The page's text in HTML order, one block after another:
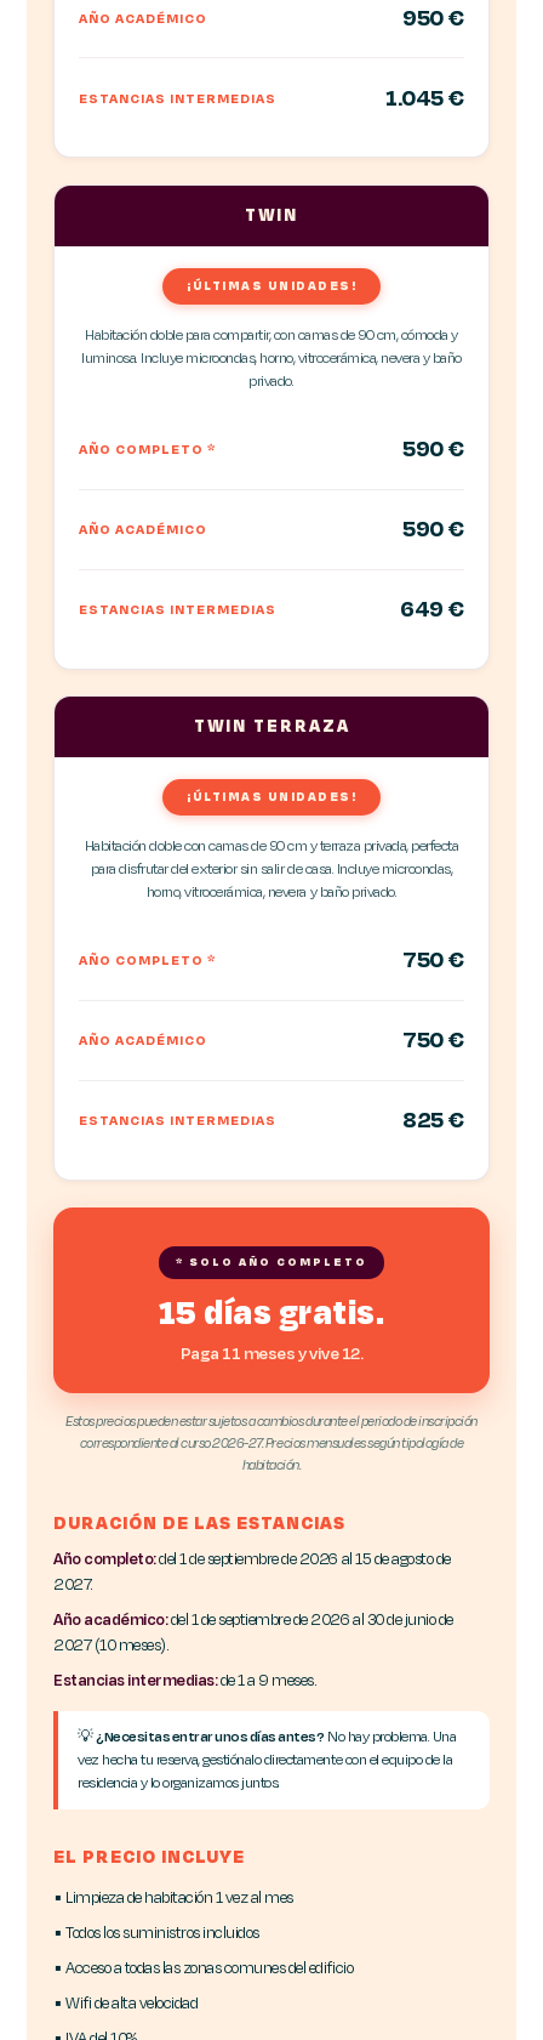
AÑO ACADÉMICO 950 €
ESTANCIAS INTERMEDIAS 1.045 €
TWIN
¡ÚLTIMAS UNIDADES!
Habitación doble para compartir, con camas de 90 cm, cómoda y
luminosa. Incluye microondas, horno, vitrocerámica, nevera y baño
privado.
AÑO COMPLETO* 590 €
AÑO ACADÉMICO 590 €
ESTANCIAS INTERMEDIAS 649 €
TWIN TERRAZA
¡ÚLTIMAS UNIDADES!
Habitación doble con camas de 90 cm y terraza privada, perfecta
para disfrutar del exterior sin salir de casa. Incluye microondas,
horno, vitrocerámica, nevera y baño privado.
AÑO COMPLETO* 750 €
AÑO ACADÉMICO 750 €
ESTANCIAS INTERMEDIAS 825 €
* SOLO AÑO COMPLETO
15 días gratis.
Paga 11 meses y vive 12.
Estos precios pueden estar sujetos a cambios durante el periodo de inscripción
correspondiente al curso 2026-27. Precios mensuales según tipología de
habitación.
DURACIÓN DE LAS ESTANCIAS
Año completo:del 1 de septiembre de 2026 al 15 de agosto de
2027.
Año académico:del 1 de septiembre de 2026 al 30 de junio de
2027 (10 meses).
Estancias intermedias:de 1 a 9 meses.
💡¿Necesitas entrar unos días antes? No hay problema. Una
vez hecha tu reserva, gestiónalo directamente con el equipo de la
residencia y lo organizamos juntos.
EL PRECIO INCLUYE
▪ Limpieza de habitación 1 vez al mes
▪ Todos los suministros incluidos
▪ Acceso a todas las zonas comunes del edificio
▪ Wifi de alta velocidad